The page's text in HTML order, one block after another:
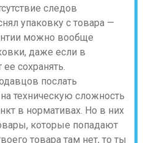
следов
упаковку с товара —
можно вообще
даже если в
ее сохранять.
послать
техническую сложность
в нормативах. Но в них
которые попадают
товара там нет, то ты